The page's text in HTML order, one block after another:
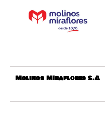
Molinos MIraflores S.A